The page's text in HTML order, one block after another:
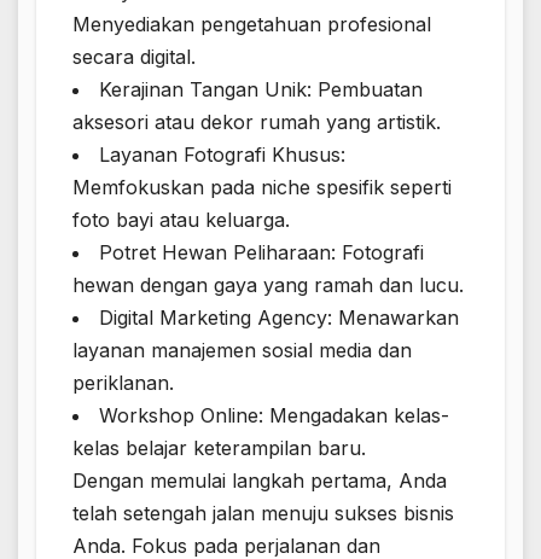
Menyediakan pengetahuan profesional
secara digital.
Kerajinan Tangan Unik: Pembuatan
aksesori atau dekor rumah yang artistik.
Layanan Fotografi Khusus:
Memfokuskan pada niche spesifik seperti
foto bayi atau keluarga.
Potret Hewan Peliharaan: Fotografi
hewan dengan gaya yang ramah dan lucu.
Digital Marketing Agency: Menawarkan
layanan manajemen sosial media dan
periklanan.
Workshop Online: Mengadakan kelas-
kelas belajar keterampilan baru.
Dengan memulai langkah pertama, Anda
telah setengah jalan menuju sukses bisnis
Anda. Fokus pada perjalanan dan